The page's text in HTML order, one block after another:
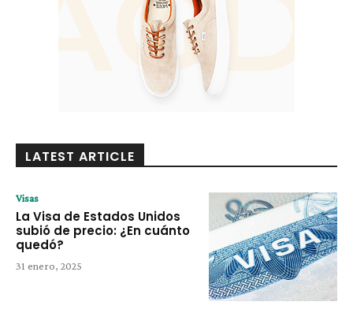
LATEST ARTICLE
Visas
La Visa de Estados Unidos
subió de precio: ¿En cuánto
quedó?
31 enero, 2025